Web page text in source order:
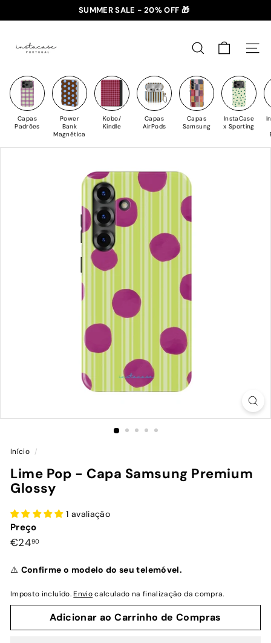
para
Conteúdo
slideshow
✈️ PORTES GRÁTIS: +35€ 🇵🇹🇪🇸 | +50€ 🇪🇺
SUMMER SALE - 20% OFF 🎁
n
t
a
C
a
s
PESQUISAR
Capas
Padrões
Power
Bank
Magnética
Kobo/
Kindle
Capas
AirPods
Capas
Samsung
InstaCase
x Sporting
Início /
Lime Pop - Capa Samsung Premium
Glossy
1 avaliação
Preço
Preço
€2490€24,90
⚠️ Confirme o modelo do seu telemóvel.
Imposto incluído.Enviocalculado na finalização da compra.
Adicionar ao Carrinho de Compras